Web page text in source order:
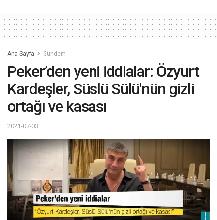
Ana Sayfa Gündem
Peker’den yeni iddialar: Özyurt
Kardeşler, Süslü Sülü'nün gizli
ortağı ve kasası
2021-07-03